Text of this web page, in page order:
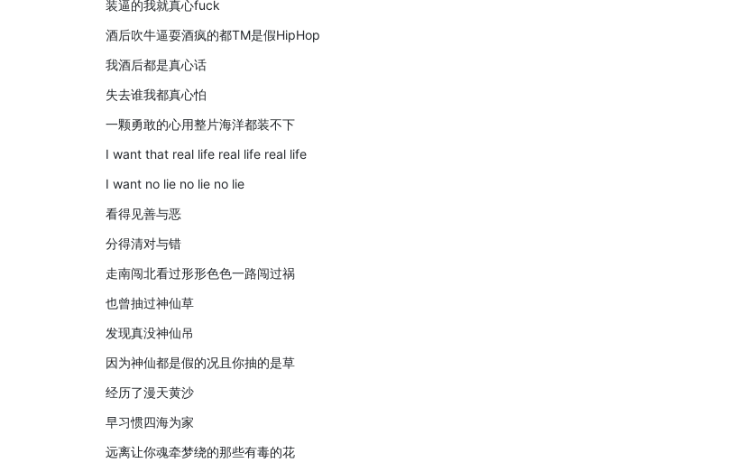
装逼的我就真心fuck
酒后吹牛逼耍酒疯的都TM是假HipHop
我酒后都是真心话
失去谁我都真心怕
一颗勇敢的心用整片海洋都装不下
I want that real life real life real life
I want no lie no lie no lie
看得见善与恶
分得清对与错
走南闯北看过形形色色一路闯过祸
也曾抽过神仙草
发现真没神仙吊
因为神仙都是假的况且你抽的是草
经历了漫天黄沙
早习惯四海为家
远离让你魂牵梦绕的那些有毒的花